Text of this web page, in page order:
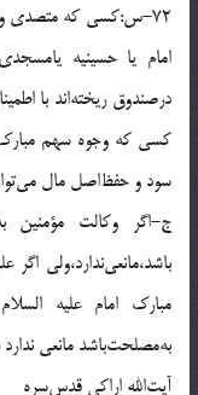
72-س:كسى كه متصدى و
امام يا حسينيه
درصندوق ريخته‌اند با
كسى كه وجوه سهم
سود و حفظ‌اصل مال
ج-اگر وكالت مؤمنين
باشد،مانعى‌ندارد،ولى
مبارك امام عليه
به‌مصلحت‌باشد مانعى ندارد
آيت‌الله اراكى قدس‌سره